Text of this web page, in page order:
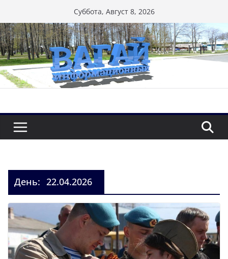
к
содержимому
Суббота, Август 8, 2026
День: 22.04.2026